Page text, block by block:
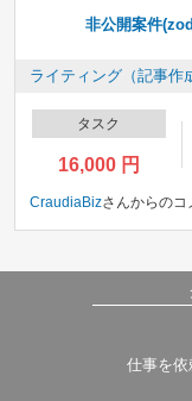
非公開案件
ライティング（記事作
タスク
16,000 円
CraudiaBizさんからのコ
仕事を依